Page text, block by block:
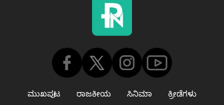
ಮುಖಪುಟ ರಾಜಕೀಯ ಸಿನಿಮಾ
ಕ್ರೀಡೆಗಳು